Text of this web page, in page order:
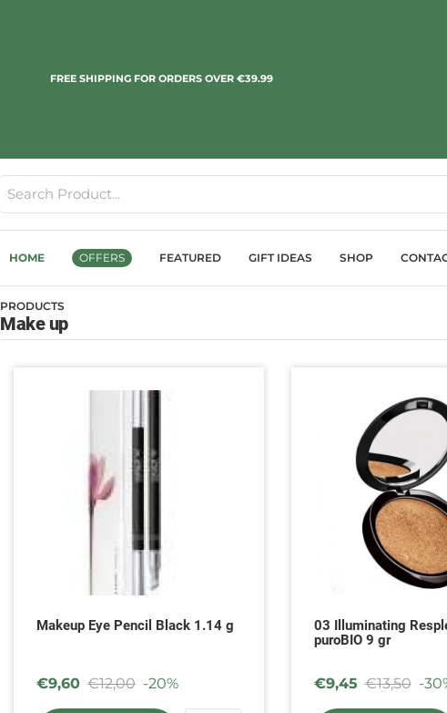
FREE SHIPPING FOR ORDERS OVER €39.99
HOME OFFERS FEATURED GIFT IDEAS SHOP
PRODUCTS
Make up
Makeup Eye Pencil Black 1.14 g
€9,60 €12,00 -20%
03 Illuminating
puroBIO 9 gr
€9,45 €13,50 -